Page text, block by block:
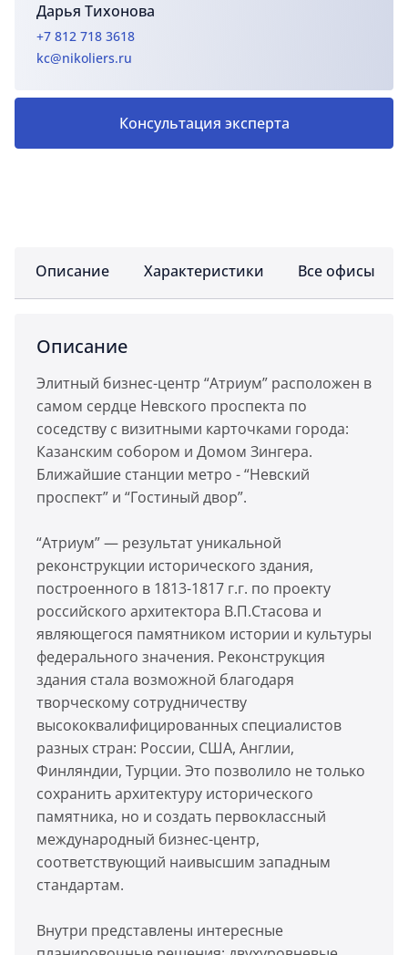
Дарья Тихонова
+7 812 718 3618
kc@nikoliers.ru
Консультация эксперта
Описание Характеристики Все офисы
Описание
Элитный бизнес-центр “Атриум” расположен в
самом сердце Невского проспекта по
соседству с визитными карточками города:
Казанским собором и Домом Зингера.
Ближайшие станции метро - “Невский
проспект” и “Гостиный двор”.
“Атриум” — результат уникальной
реконструкции исторического здания,
построенного в 1813-1817 г.г. по проекту
российского архитектора В.П.Стасова и
являющегося памятником истории и культуры
федерального значения. Реконструкция
здания стала возможной благодаря
творческому сотрудничеству
высококвалифицированных специалистов
разных стран: России, США, Англии,
Финляндии, Турции. Это позволило не только
сохранить архитектуру исторического
памятника, но и создать первоклассный
международный бизнес-центр,
соответствующий наивысшим западным
стандартам.
Внутри представлены интересные